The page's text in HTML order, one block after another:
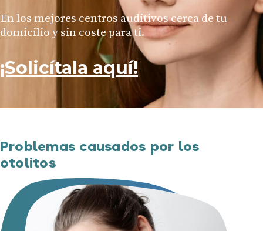
En los mejores centros auditivos cerca de tu
domicilio y sin coste para ti.
¡Solicítala aquí!
Problemas causados por los
otolitos